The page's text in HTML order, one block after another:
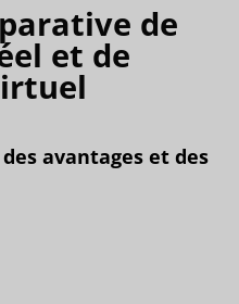
de
et de
avantages et des